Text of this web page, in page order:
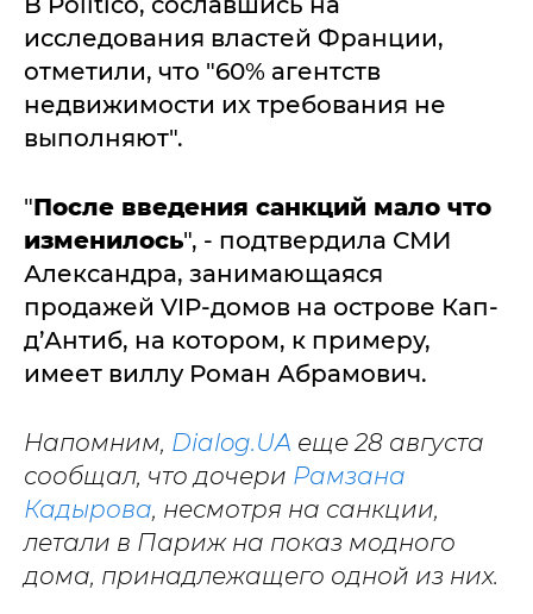
исследования властей Франции,
отметили, что "60% агентств
недвижимости их требования не
выполняют".
"После введения санкций мало что
изменилось", - подтвердила СМИ
Александра, занимающаяся
продажей VIP-домов на острове Кап-
д’Антиб, на котором, к примеру,
имеет виллу Роман Абрамович.
Напомним, Dialog.UA еще 28 августа
сообщал, что дочери Рамзана
Кадырова, несмотря на санкции,
летали в Париж на показ модного
дома, принадлежащего одной из них.